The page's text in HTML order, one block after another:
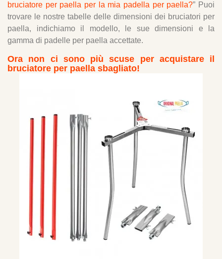
bruciatore per paella per la mia padella per paella?” Puoi
trovare le nostre tabelle delle dimensioni dei bruciatori per
paella, indichiamo il modello, le sue dimensioni e la
gamma di padelle per paella accettate.
Ora non ci sono più scuse per acquistare il
bruciatore per paella sbagliato!